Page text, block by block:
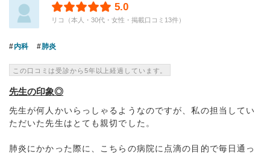
5.0
リコ（本人・30代・女性・掲載口コミ13件）
内科 肺炎
この口コミは受診から5年以上経過しています。
先生の印象◎
先生が何人かいらっしゃるようなのですが、私の担当してい
ただいた先生はとても親切でした。
肺炎にかかった際に、こちらの病院に点滴の目的で毎日通っ